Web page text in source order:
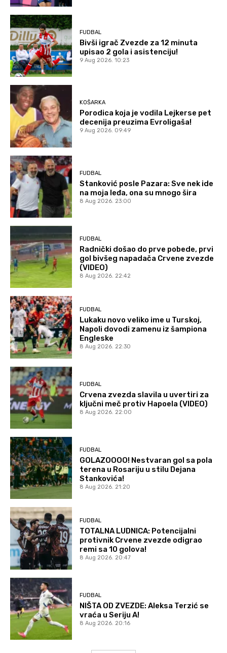
FUDBAL
Bivši igrač Zvezde za 12 minuta
upisao 2 gola i asistenciju!
9 Aug 2026. 10:23
KOŠARKA
Porodica koja je vodila Lejkerse pet
decenija preuzima Evroligaša!
9 Aug 2026. 09:49
FUDBAL
Stanković posle Pazara: Sve nek ide
na moja leđa, ona su mnogo šira
8 Aug 2026. 23:00
FUDBAL
Radnički došao do prve pobede, prvi
gol bivšeg napadača Crvene zvezde
(VIDEO)
8 Aug 2026. 22:42
FUDBAL
Lukaku novo veliko ime u Turskoj,
Napoli dovodi zamenu iz šampiona
Engleske
8 Aug 2026. 22:30
FUDBAL
Crvena zvezda slavila u uvertiri za
ključni meč protiv Hapoela (VIDEO)
8 Aug 2026. 22:00
FUDBAL
GOLAZOOOO! Nestvaran gol sa pola
terena u Rosariju u stilu Dejana
Stankovića!
8 Aug 2026. 21:20
FUDBAL
TOTALNA LUDNICA: Potencijalni
protivnik Crvene zvezde odigrao
remi sa 10 golova!
8 Aug 2026. 20:47
FUDBAL
NIŠTA OD ZVEZDE: Aleksa Terzić se
vraća u Seriju A!
8 Aug 2026. 20:16